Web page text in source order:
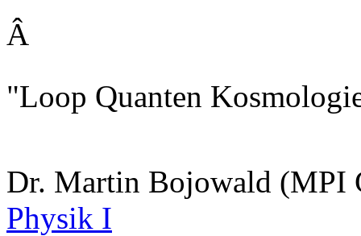
Â
"Loop Quanten
Dr. Martin Bojowald (MPI
Physik I